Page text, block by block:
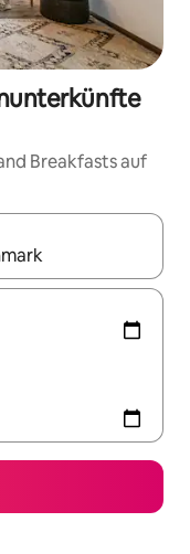
Breakfasts auf
mit den